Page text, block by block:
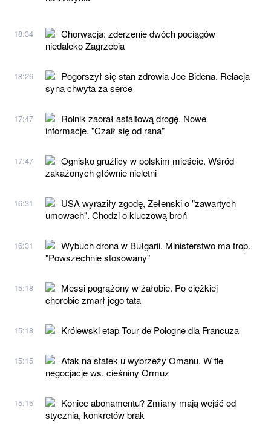
18:34
Chorwacja: zderzenie dwóch pociągów
niedaleko Zagrzebia
18:26
Pogorszył się stan zdrowia Joe Bidena. Relacja
syna chwyta za serce
17:47
Rolnik zaorał asfaltową drogę. Nowe
informacje. "Czaił się od rana"
17:47
Ognisko gruźlicy w polskim mieście. Wśród
zakażonych głównie nieletni
16:31
USA wyraziły zgodę, Zełenski o "zawartych
umowach". Chodzi o kluczową broń
16:31
Wybuch drona w Bułgarii. Ministerstwo ma trop.
"Powszechnie stosowany"
15:18
Messi pogrążony w żałobie. Po ciężkiej
chorobie zmarł jego tata
15:18 Królewski etap Tour de Pologne dla Francuza
15:15
Atak na statek u wybrzeży Omanu. W tle
negocjacje ws. cieśniny Ormuz
15:15
Koniec abonamentu? Zmiany mają wejść od
stycznia, konkretów brak